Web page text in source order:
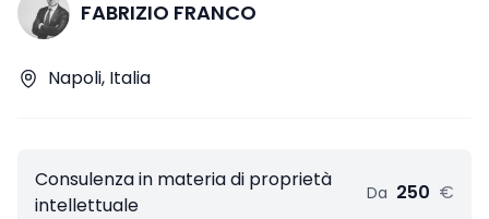
FABRIZIO FRANCO
Napoli, Italia
Consulenza in materia di proprietà
intellettuale
Da 250 €